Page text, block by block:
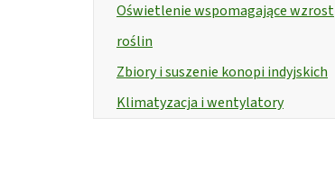
Oświetlenie wspomagające wzrost
roślin
Zbiory i suszenie konopi indyjskich
Klimatyzacja i wentylatory